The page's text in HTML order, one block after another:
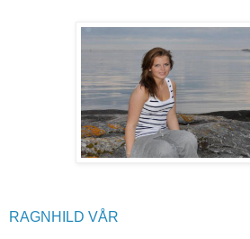
RAGNHILD VÅR